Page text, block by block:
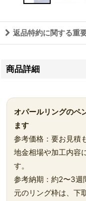
返品特約に関する重
商品詳細
オパールリングのペ
ます
参考価格：要お見積
地金相場や加工内容
す。
参考納期：約2〜3週
元のリング枠は、下